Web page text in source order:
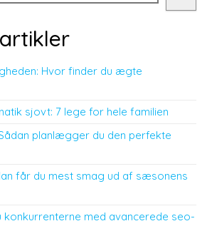
Hvor finder du ægte
sjovt: 7 lege for hele familien
planlægger du den perfekte
får du mest smag ud af sæsonens
konkurrenterne med avancerede seo-